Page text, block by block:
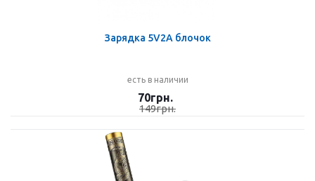
Зарядка 5V2A блочок
есть в наличии
70грн.
149грн.